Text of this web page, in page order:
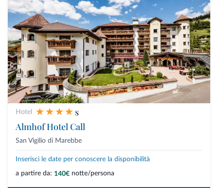
Hotel
s
Almhof Hotel Call
San Vigilio di Marebbe
Inserisci le date per conoscere la disponibilità
a partire da: 140€ notte/persona